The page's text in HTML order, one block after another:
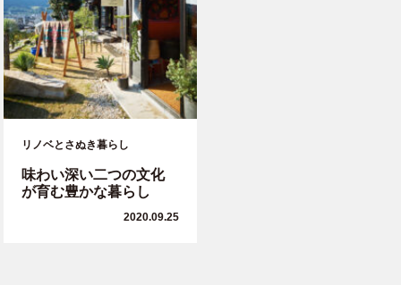
リノベとさぬき暮らし
味わい深い二つの文化
が育む豊かな暮らし
2020.09.25